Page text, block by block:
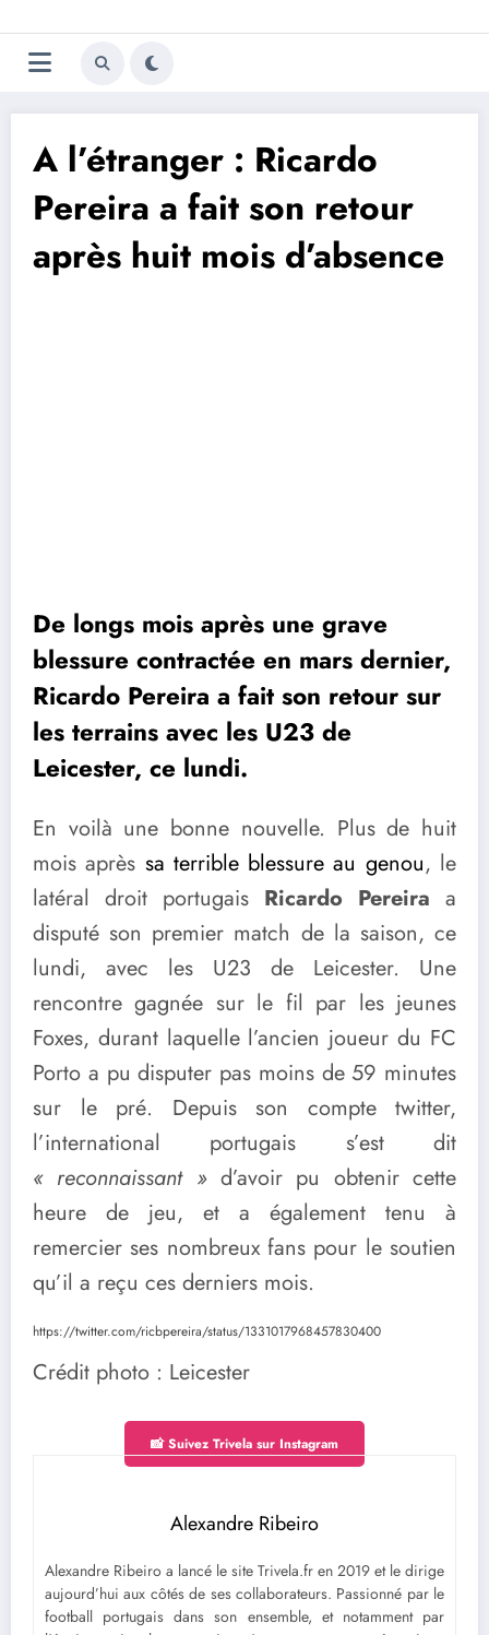
au
contenu
Trivela
L'actualité du football
A l’étranger : Ricardo
Pereira a fait son retour
après huit mois d’absence
De longs mois après une grave
blessure contractée en mars dernier,
Ricardo Pereira a fait son retour sur
les terrains avec les U23 de
Leicester, ce lundi.
En voilà une bonne nouvelle. Plus de huit
mois après sa terrible blessure au genou, le
latéral droit portugais Ricardo Pereira a
disputé son premier match de la saison, ce
lundi, avec les U23 de Leicester. Une
rencontre gagnée sur le fil par les jeunes
Foxes, durant laquelle l’ancien joueur du FC
Porto a pu disputer pas moins de 59 minutes
sur le pré. Depuis son compte twitter,
l’international portugais s’est dit
« reconnaissant »d’avoir pu obtenir cette
heure de jeu, et a également tenu à
remercier ses nombreux fans pour le soutien
qu’il a reçu ces derniers mois.
https://twitter.com/ricbpereira/status/1331017968457830400
Crédit photo : Leicester
📸 Suivez Trivela sur Instagram
Alexandre Ribeiro
Alexandre Ribeiro a lancé le site Trivela.fr en 2019 et le dirige
aujourd’hui aux côtés de ses collaborateurs. Passionné par le
football portugais dans son ensemble, et notamment par